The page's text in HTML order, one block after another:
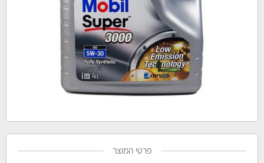
פרטי המוצר